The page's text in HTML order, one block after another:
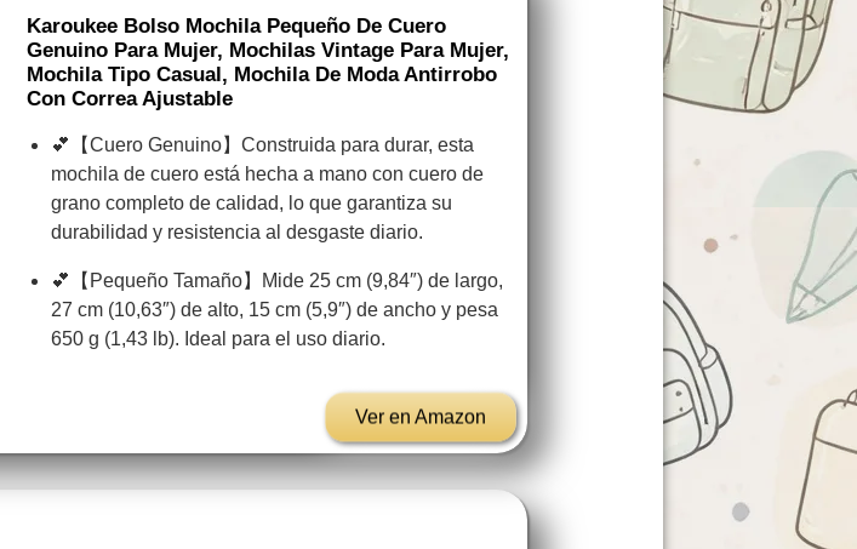
Karoukee Bolso Mochila Pequeño De Cuero
Genuino Para Mujer, Mochilas Vintage Para Mujer,
Mochila Tipo Casual, Mochila De Moda Antirrobo
Con Correa Ajustable
💕【Cuero Genuino】Construida para durar, esta
mochila de cuero está hecha a mano con cuero de
grano completo de calidad, lo que garantiza su
durabilidad y resistencia al desgaste diario.
💕【Pequeño Tamaño】Mide 25 cm (9,84″) de largo,
27 cm (10,63″) de alto, 15 cm (5,9″) de ancho y pesa
650 g (1,43 lb). Ideal para el uso diario.
Ver en Amazon